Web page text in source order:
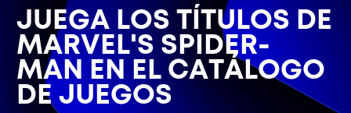
JUEGA LOS TÍTULOS DE
MARVEL'S SPIDER-
MAN EN EL CATÁLOGO
DE JUEGOS